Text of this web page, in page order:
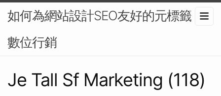
如何為網站設計SEO友好的元標籤？-
數位行銷
Je Tall Sf Marketing (118)